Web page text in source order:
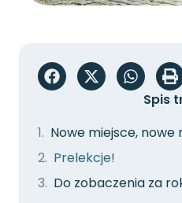
Spis
Nowe miejsce, nowe
Prelekcje!
Do zobaczenia za